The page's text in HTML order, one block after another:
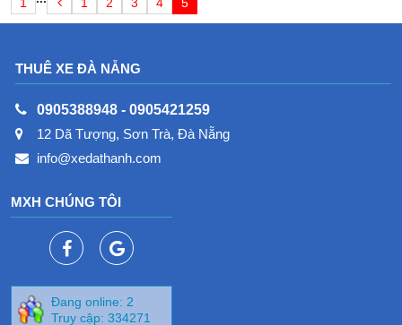
THUÊ XE ĐÀ NẴNG
0905388948 - 0905421259
12 Dã Tượng, Sơn Trà, Đà Nẵng
info@xedathanh.com
MXH CHÚNG TÔI
Đang online: 2
Truy cập: 334271